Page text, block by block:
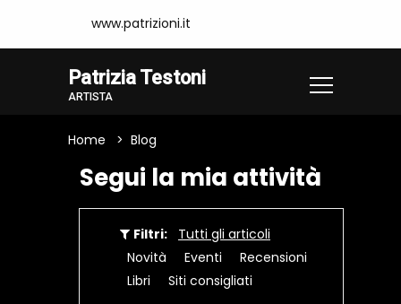
www.patrizioni.it
Patrizia Testoni
ARTISTA
Home Blog
Segui la mia attività
Filtri:
Tutti gli articoli
Novità
Eventi
Recensioni
Libri
Siti consigliati